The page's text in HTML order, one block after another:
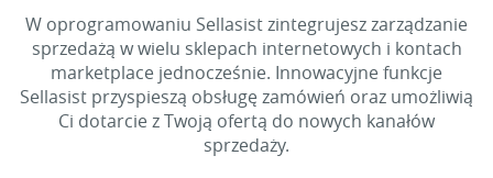
W oprogramowaniu Sellasist zintegrujesz zarządzanie
sprzedażą w wielu sklepach internetowych i kontach
marketplace jednocześnie. Innowacyjne funkcje
Sellasist przyspieszą obsługę zamówień oraz umożliwią
Ci dotarcie z Twoją ofertą do nowych kanałów
sprzedaży.